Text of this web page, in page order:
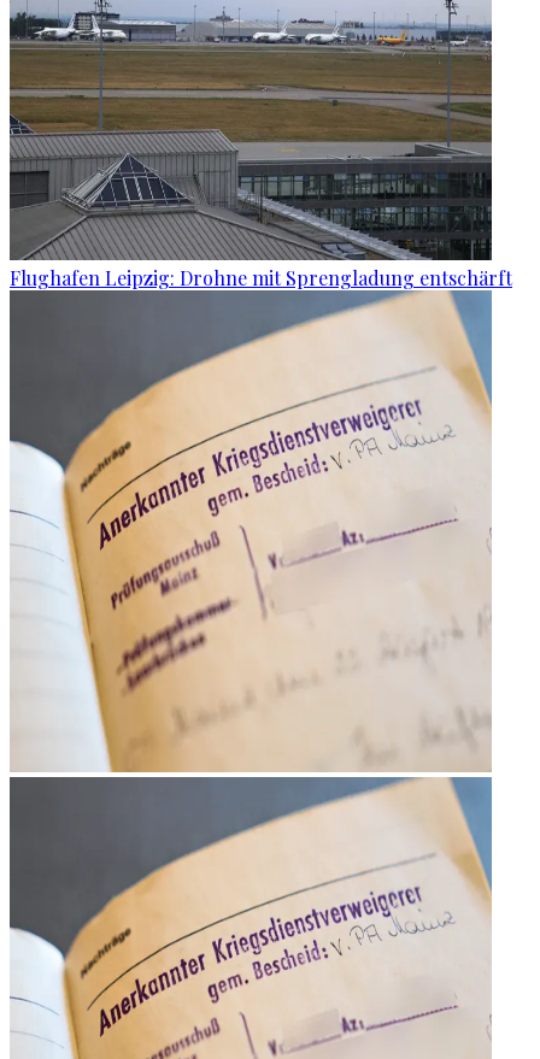
Flughafen Leipzig: Drohne mit Sprengladung entschärft